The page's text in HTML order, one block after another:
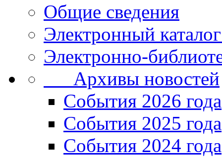
Общие сведения
Электронный
Электронно-
Архивы новостей
Cобытия 2026 года
События 2025 года
События 2024 года